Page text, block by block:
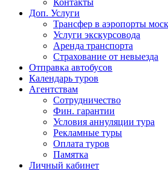
Контакты
Доп. Услуги
Трансфер в аэропорты
Услуги экскурсовода
Аренда транспорта
Страхование от невыезда
Отправка автобусов
Календарь туров
Агентствам
Сотрудничество
Фин. гарантии
Условия аннуляции тура
Рекламные туры
Оплата туров
Памятка
Личный кабинет